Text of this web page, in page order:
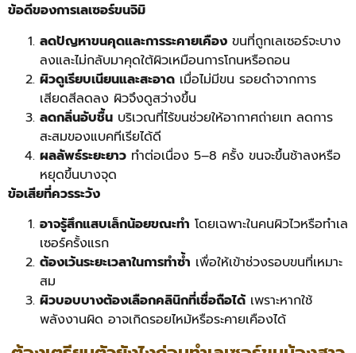
ข้อดีของการเลเซอร์ขนจิมิ
ลดปัญหาขนคุดและการระคายเคือง ขนที่ถูกเลเซอร์จะบาง
ลงและไม่กลับมาคุดใต้ผิวเหมือนการโกนหรือถอน
ผิวดูเรียบเนียนและสะอาด เมื่อไม่มีขน รอยดำจากการ
เสียดสีลดลง ผิวจึงดูสว่างขึ้น
ลดกลิ่นอับชื้น บริเวณที่ไร้ขนช่วยให้อากาศถ่ายเท ลดการ
สะสมของแบคทีเรียได้ดี
ผลลัพธ์ระยะยาว ทำต่อเนื่อง 5–8 ครั้ง ขนจะขึ้นช้าลงหรือ
หยุดขึ้นบางจุด
ข้อเสียที่ควรระวัง
อาจรู้สึกแสบเล็กน้อยขณะทำ โดยเฉพาะในคนผิวไวหรือทำเล
เซอร์ครั้งแรก
ต้องเว้นระยะเวลาในการทำซ้ำ เพื่อให้เข้าช่วงรอบขนที่เหมาะ
สม
ผิวบอบบางต้องเลือกคลินิกที่เชื่อถือได้ เพราะหากใช้
พลังงานผิด อาจเกิดรอยไหม้หรือระคายเคืองได้